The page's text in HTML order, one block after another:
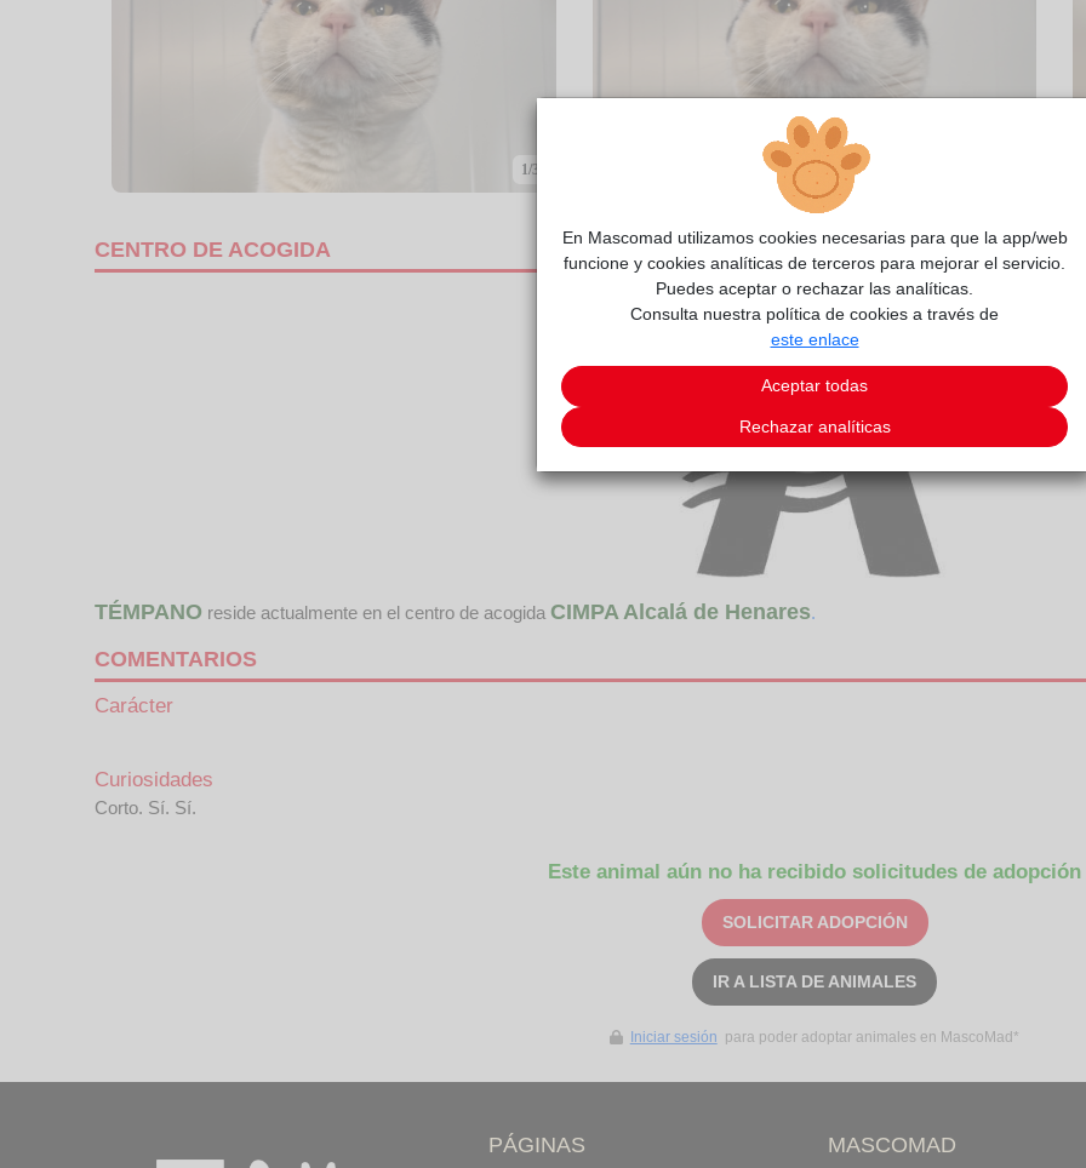
1/3
CENTRO DE ACOGIDA
TÉMPANO reside actualmente en el centro de acogida CIMPA Alcalá de Henares.
COMENTARIOS
Carácter
Curiosidades
Corto. Sí. Sí.
Este animal aún no ha recibido solicitudes de adopción
SOLICITAR ADOPCIÓN
IR A LISTA DE ANIMALES
Iniciar sesión para poder adoptar animales en MascoMad*
PÁGINAS MASCOMAD
En Mascomad utilizamos cookies necesarias para que la app/web
funcione y cookies analíticas de terceros para mejorar el servicio.
Puedes aceptar o rechazar las analíticas.
Consulta nuestra política de cookies a través de
este enlace
Aceptar todas
Rechazar analíticas